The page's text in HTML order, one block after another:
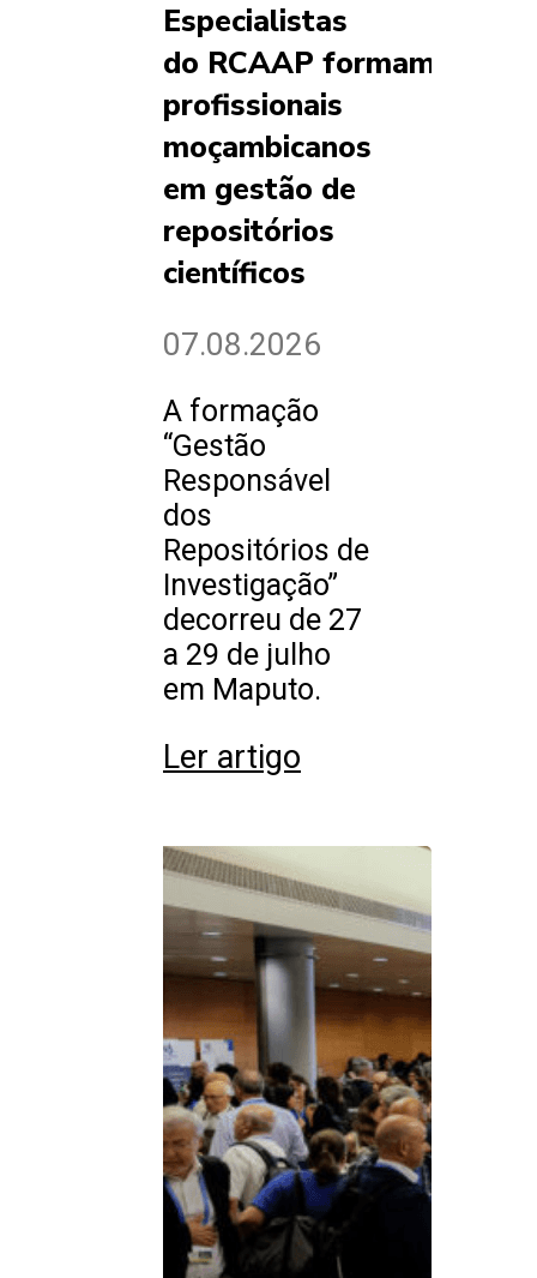
Especialistas
do RCAAP formam
profissionais
moçambicanos
em gestão de
repositórios
científicos
07.08.2026
A formação
“Gestão
Responsável
dos
Repositórios de
Investigação”
decorreu de 27
a 29 de julho
em Maputo.
Ler artigo